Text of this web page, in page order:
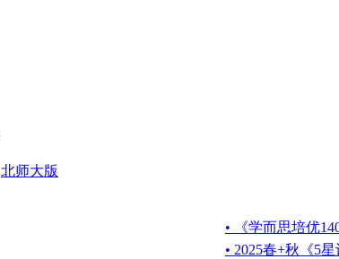
北师大版
• 《学而思培优
• 2025春+秋《5